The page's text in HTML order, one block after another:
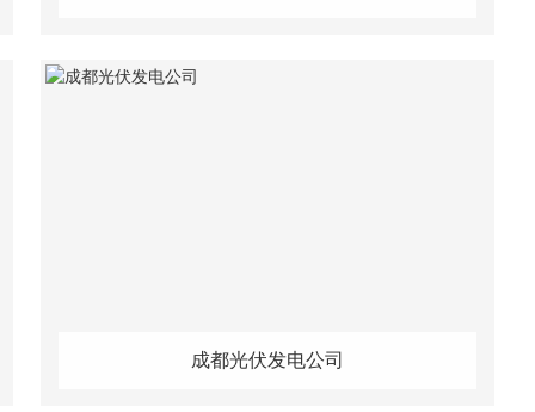
成都光伏发电公司